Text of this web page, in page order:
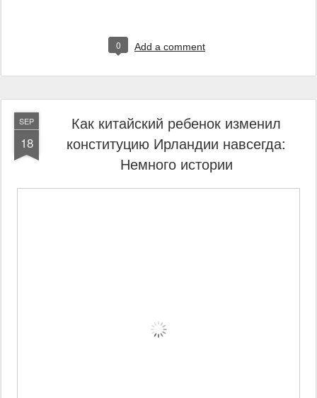
0 Add a comment
SEP
18
Как китайский ребенок изменил
конституцию Ирландии навсегда:
Немного истории